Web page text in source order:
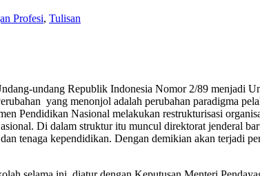
Profesi, Tulisan
undang Republik Indonesia Nomor 2/89 menjadi
yang menonjol adalah perubahan paradigma
Pendidikan Nasional melakukan restrukturisasi
Di dalam struktur itu muncul direktorat jenderal
tenaga kependidikan. Dengan demikian akan terjadi